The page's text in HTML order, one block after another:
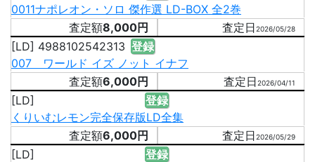
0011ナポレオン・ソロ 傑作選 LD-BOX 全2巻
8,000円
2026/05/28
[LD] 4988102542313 登録
007 ワールド イズ ノット イナフ
6,000円
2026/04/11
[LD]
登録
くりいむレモン完全保存版LD全集
6,000円
2026/05/29
[LD]
登録